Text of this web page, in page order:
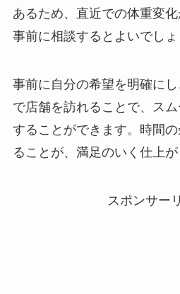
あるため、直近での体重変
事前に相談するとよいでしょ
事前に自分の希望を明確に
で店舗を訪れることで、ス
することができます。時間
ることが、満足のいく仕上が
スポンサー